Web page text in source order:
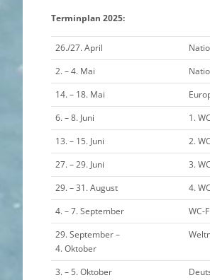
Terminplan 2025:
26./27. April
2. – 4. Mai
14. – 18. Mai
6. – 8. Juni
1.
13. – 15. Juni
2.
27. – 29. Juni
3.
29. – 31. August
4.
4. – 7. September
WC-
29. September –
4. Oktober
3. – 5. Oktober